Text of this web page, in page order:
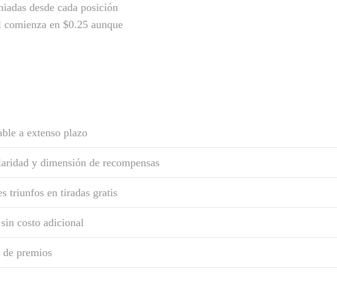
desde cada posición
en $0.25 aunque
a extenso plazo
y dimensión de recompensas
triunfos en tiradas gratis
costo adicional
premios